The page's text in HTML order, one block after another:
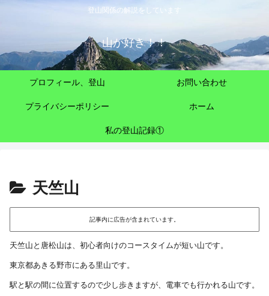
登山関係の解説をしています
山が好き！！
プロフィール、登山 お問い合わせ
プライバシーポリシー ホーム
私の登山記録①
天竺山
記事内に広告が含まれています。
天竺山と唐松山は、 初心者向けのコースタイムが短い山です。
東京都あきる野市にある里山です。
駅と駅の間に位置するので少し歩きますが、電車でも行かれる山です。